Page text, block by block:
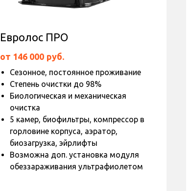
Евролос ПРО
от 146 000 руб.
Сезонное, постоянное проживание
Степень очистки до 98%
Биологическая и механическая
очистка
5 камер, биофильтры, компрессор в
горловине корпуса, аэратор,
биозагрузка, эйрлифты
Возможна доп. установка модуля
обеззараживания ультрафиолетом